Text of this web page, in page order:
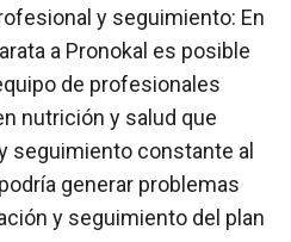
y seguimiento: En
a Pronokal es posible
de profesionales
nutrición y salud que
seguimiento constante al
generar problemas
y seguimiento del plan